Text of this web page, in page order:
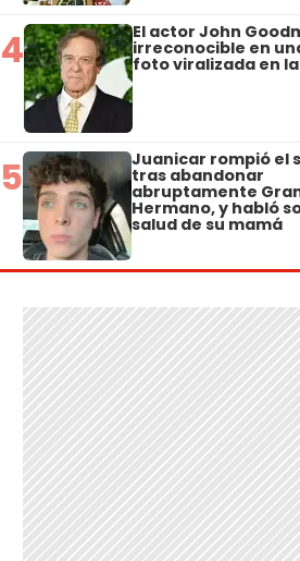
4 El actor John
irreconocible en
foto viralizada en
5 Juanicar rompió el
tras abandonar
abruptamente
Hermano, y habló
salud de su mamá